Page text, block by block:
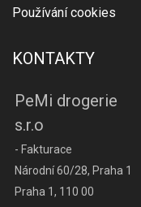
Používání cookies
KONTAKTY
PeMi drogerie
s.r.o
- Fakturace
Národní 60/28, Praha 1
Praha 1, 110 00